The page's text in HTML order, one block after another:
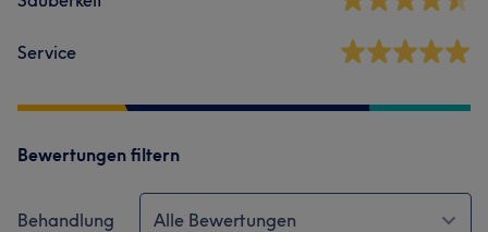
Service
Bewertungen filtern
Behandlung Alle Bewertungen